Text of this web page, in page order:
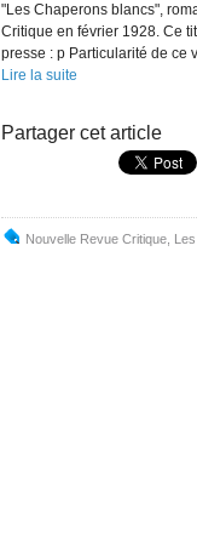
"Les Chaperons blancs",
Critique en février 1928. Ce
presse : p Particularité de ce
Lire la suite
Partager cet article
Nouvelle Revue Critique